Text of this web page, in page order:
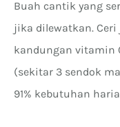
Buah cantik yang
jika dilewatkan.
kandungan vitamin
(sekitar 3 sendok
91% kebutuhan